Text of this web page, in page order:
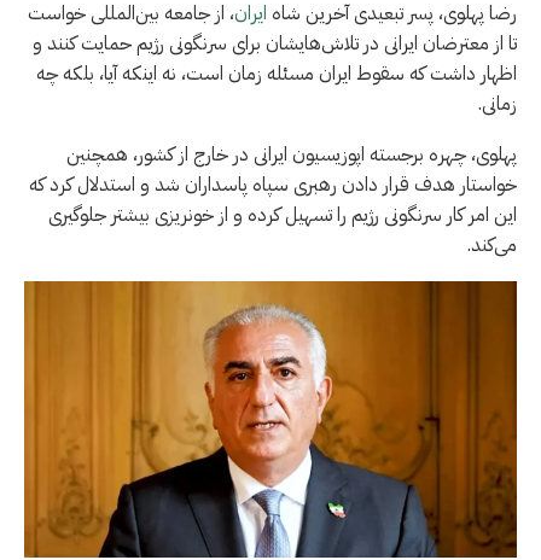
رضا پهلوی، پسر تبعیدی آخرین شاه ایران، از جامعه بین‌المللی خواست
تا از معترضان ایرانی در تلاش‌هایشان برای سرنگونی رژیم حمایت کنند و
اظهار داشت که سقوط ايران مسئله زمان است، نه اینکه آیا، بلکه چه
زمانی.
پهلوی، چهره برجسته اپوزیسیون ایرانی در خارج از کشور، همچنین
خواستار هدف قرار دادن رهبری سپاه پاسداران شد و استدلال کرد که
این امر کار سرنگونی رژیم را تسهیل کرده و از خونریزی بیشتر جلوگیری
می‌کند.